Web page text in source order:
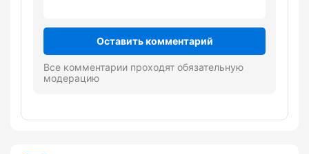
Оставить комментарий
Все комментарии проходят обязательную
модерацию